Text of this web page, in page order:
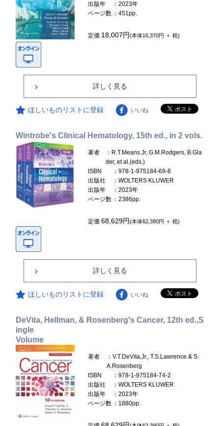
出版年
：2023年
ページ数 ：451pp.
定価 18,007円(本体16,370円 ＋ 税)
詳しく見る
ほしいものリストに登録 いいね
Wintrobe's Clinical Hematology, 15th ed., in 2 vols.
著者
：R.T.Means.Jr, G.M.Rodgers, B.Gla
der, et al.(eds.)
ISBN
：978-1-975184-69-8
出版社
：WOLTERS KLUWER
出版年
：2023年
ページ数 ：2386pp.
定価68,629円(本体62,390円 ＋ 税)
詳しく見る
ほしいものリストに登録 いいね
DeVita, Hellman, & Rosenberg's Cancer, 12th ed.,S
ingle
Volume
著者
：V.T.DeVita,Jr., T.S.Lawrence & S.
A.Rosenberg
ISBN
：978-1-975184-74-2
出版社
：WOLTERS KLUWER
出版年
：2023年
ページ数 ：1880pp.